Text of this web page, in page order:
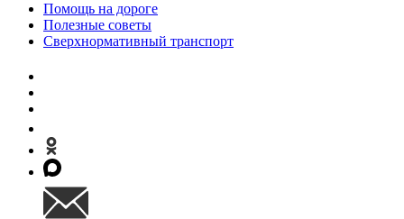
Помощь на дороге
Полезные советы
Сверхнормативный транспорт